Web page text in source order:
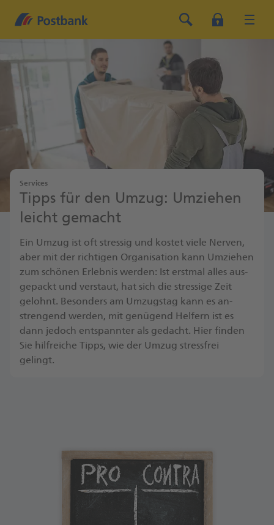
Services
Tipps für den Umzug: Umziehen
leicht gemacht
Ein Umzug ist oft stressig und kostet viele Nerven,
aber mit der richtigen Orga­nisation kann Umziehen
zum schönen Erlebnis werden: Ist erstmal alles aus­
gepackt und verstaut, hat sich die stressige Zeit
gelohnt. Besonders am Umzugs­tag kann es an­
strengend werden, mit genügend Helfern ist es
dann jedoch ent­spannter als gedacht. Hier finden
Sie hilf­reiche Tipps, wie der Umzug stress­frei
gelingt.